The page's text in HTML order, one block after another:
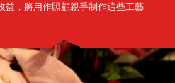
益，將用作照顧親手制作這些工藝